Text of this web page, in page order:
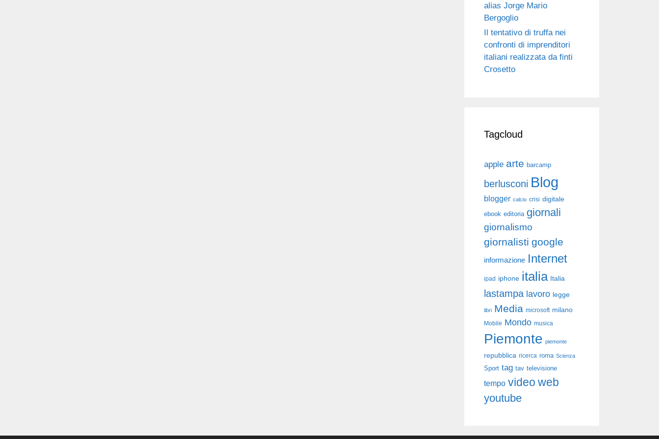
alias Jorge Mario
Bergoglio
Il tentativo di truffa nei
confronti di imprenditori
italiani realizzata da finti
Crosetto
Tagcloud
apple arte barcamp
berlusconi Blog
blogger calcio crisi digitale
ebook editoria giornali
giornalismo
giornalisti google
informazione Internet
ipad iphone italia Italia
lastampa lavoro legge
libri Media microsoft milano
Mobile Mondo musica
Piemonte piemonte
repubblica ricerca roma Scienza
Sport tag tav televisione
tempo video web
youtube